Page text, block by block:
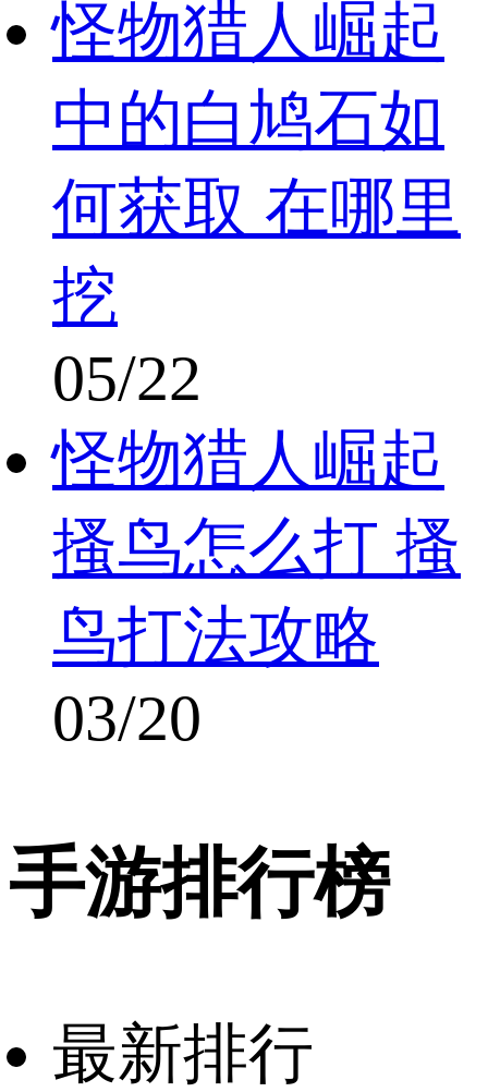
怪物猎人崛起
中的白鸠石如
何获取 在哪里
挖
05/22
怪物猎人崛起
搔鸟怎么打 搔
鸟打法攻略
03/20
手游排行榜
最新排行